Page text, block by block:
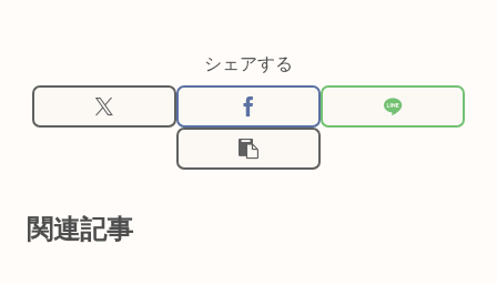
シェアする
関連記事